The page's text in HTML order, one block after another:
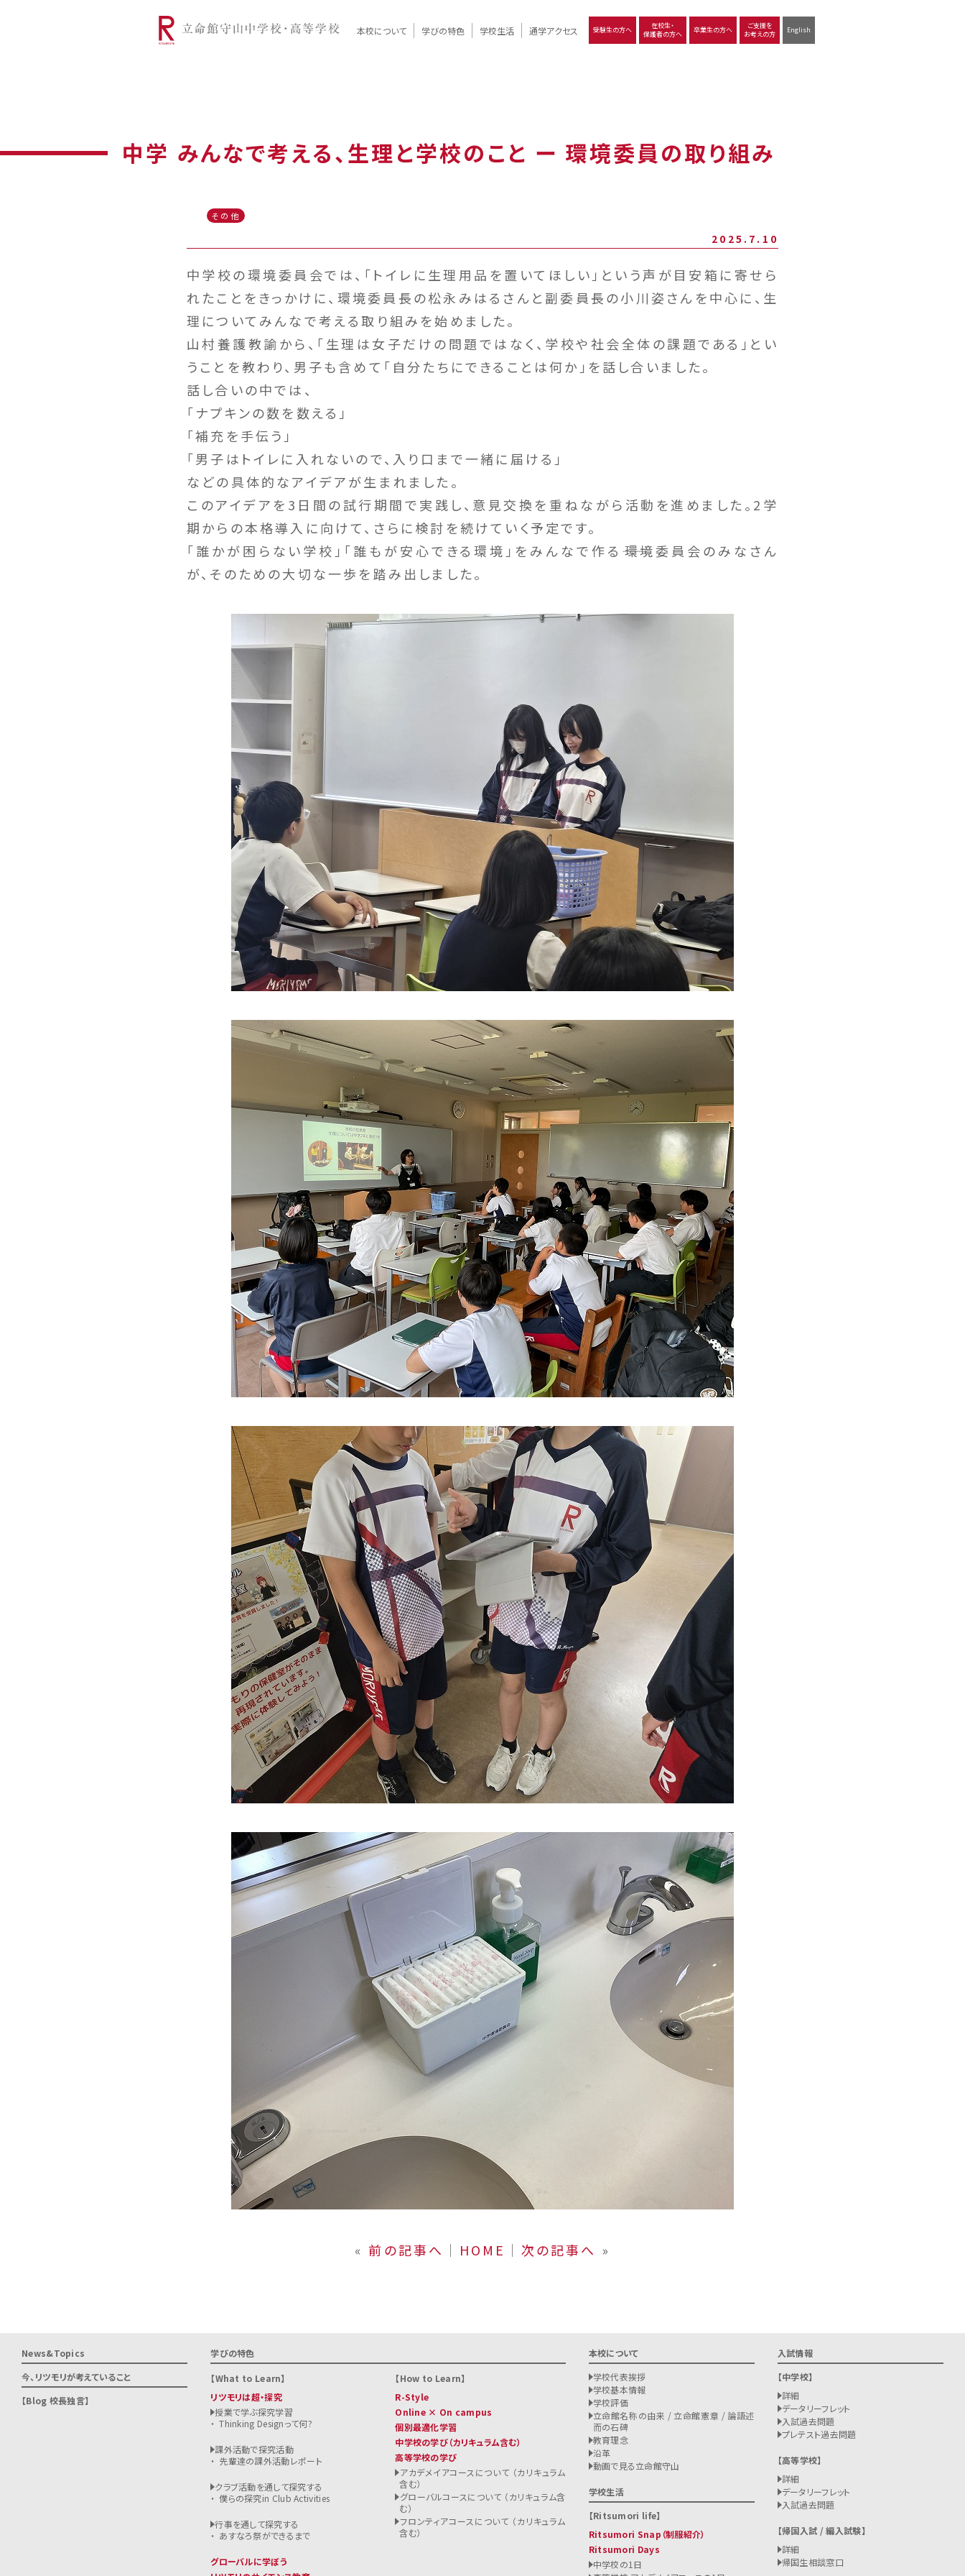
本校について 学びの特色 学校生活 通学アクセス 受験生の方へ
在校生・
保護者の方へ
卒業生の方へ
ご支援を
お考えの方
English
中学 みんなで考える、生理と学校のこと ー 環境委員の取り組み
その他
2025.7.10
中学校の環境委員会では、「トイレに生理用品を置いてほしい」という声が目安箱に寄せら
れたことをきっかけに、環境委員長の松永みはるさんと副委員長の小川姿さんを中心に、生
理についてみんなで考える取り組みを始めました。
山村養護教諭から、「生理は女子だけの問題ではなく、学校や社会全体の課題である」とい
うことを教わり、男子も含めて「自分たちにできることは何か」を話し合いました。
話し合いの中では、
「ナプキンの数を数える」
「補充を手伝う」
「男子はトイレに入れないので、入り口まで一緒に届ける」
などの具体的なアイデアが生まれました。
このアイデアを3日間の試行期間で実践し、意見交換を重ねながら活動を進めました。2学
期からの本格導入に向けて、さらに検討を続けていく予定です。
「誰かが困らない学校」「誰もが安心できる環境」をみんなで作る――環境委員会のみなさん
が、そのための大切な一歩を踏み出しました。
« 前の記事へ │ HOME │ 次の記事へ »
News&Topics
今、リツモリが考えていること
Blog 校長独言
学びの特色
What to Learn
リツモリは超・探究
授業で学ぶ探究学習
Thinking Designって何?
課外活動で探究活動
先輩達の課外活動レポート
クラブ活動を通して探究する
僕らの探究in Club Activities
行事を通して探究する
あすなろ祭ができるまで
グローバルに学ぼう
How to Learn
R-Style
Online × On campus
個別最適化学習
中学校の学び（カリキュラム含む）
高等学校の学び
アカデメイアコースについて （カリキュラム
含む）
グローバルコースについて （カリキュラム含
む）
フロンティアコースについて （カリキュラム
含む）
本校について
学校代表挨拶
学校基本情報
学校評価
立命館名称の由来 / 立命館憲章 / 論語述
而の石碑
教育理念
沿革
動画で見る立命館守山
学校生活
Ritsumori life
Ritsumori Snap（制服紹介）
Ritsumori Days
中学校の1日
入試情報
中学校
詳細
データリーフレット
入試過去問題
プレテスト過去問題
高等学校
詳細
データリーフレット
入試過去問題
帰国入試 / 編入試験
詳細
帰国生相談窓口